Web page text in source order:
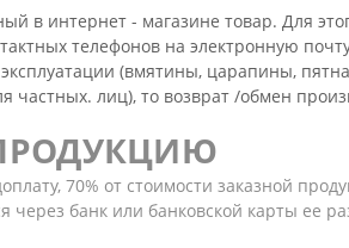
в интернет - магазине товар. Для
телефонов на электронную
(вмятины, царапины, пятна
лиц), то возврат /обмен
70% от стоимости заказной
банк или банковской карты ее